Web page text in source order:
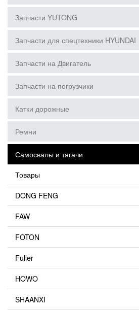
Запчасти YUTONG
Запчасти для спецтехники HYUNDAI
Запчасти на Двигатель
Запчасти на погрузчики
Катки дорожные
Ремни
Самосвалы и тягачи
Товары
DONG FENG
FAW
FOTON
Fuller
HOWO
SHAANXI